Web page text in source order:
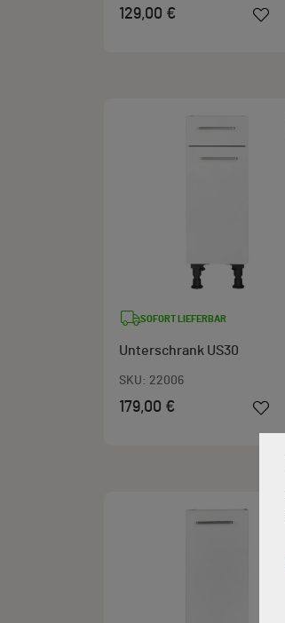
129,00 €
Unterschrank US30
SKU: 22006
179,00 €
SOFORT LIEFERBAR